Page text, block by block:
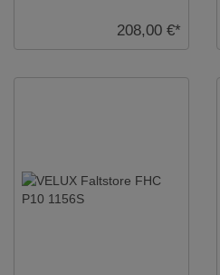
208,00 €*